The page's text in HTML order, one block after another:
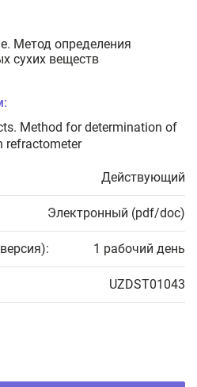
Метод определения
сухих веществ
Method for determination of
refractometer
Действующий
Электронный (pdf/doc)
1 рабочий день
UZDST01043